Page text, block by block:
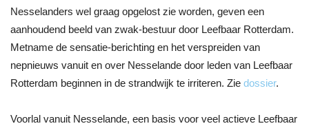
Nesselanders wel graag opgelost zie worden, geven een
aanhoudend beeld van zwak-bestuur door Leefbaar Rotterdam.
Metname de sensatie-berichting en het verspreiden van
nepnieuws vanuit en over Nesselande door leden van Leefbaar
Rotterdam beginnen in de strandwijk te irriteren. Zie dossier.
Voorlal vanuit Nesselande, een basis voor veel actieve Leefbaar